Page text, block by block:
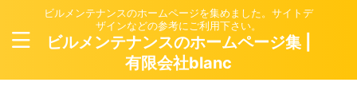
ビルメンテナンスのホームページを集めました。サイトデ
ザインなどの参考にご利用下さい。
ビルメンテナンスのホームページ集 |
有限会社blanc